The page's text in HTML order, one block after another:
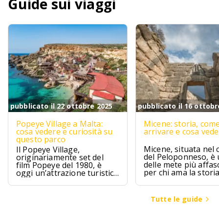
Guide sui viaggi
pubblicato il 22 ottobre 2025
Popeye Village a Malta:
cosa vedere e curiosità su
questo parco
Il Popeye Village,
originariamente set del
film Popeye del 1980, è
oggi un’attrazione turistica
ad Anchor Bay, Malta.
pubblicato il 16
Micene: storia,
arrivare e cosa
Micene, situata nel
del Peloponneso, è
delle mete più
per chi ama la
l’archeologia.
Tutte le guide